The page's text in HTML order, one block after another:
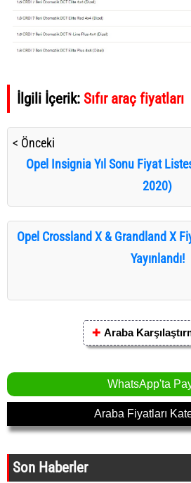
İlgili İçerik: Sıfır araç fiyatları
< Önceki
Opel Insignia Yıl Sonu Fiyat
2020)
Opel Crossland X & Grandland X
Yayınlandı!
✚ Araba
WhatsApp'ta
Araba Fiyatları
Son Haberler